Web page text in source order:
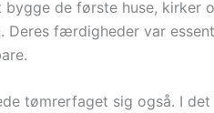
de første huse, kirker
færdigheder var
tømrerfaget sig også. I det